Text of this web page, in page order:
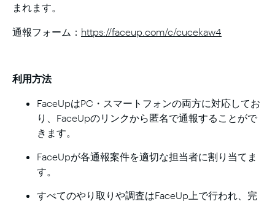
まれます。
通報フォーム： https://faceup.com/c/cucekaw4
利用方法
FaceUpはPC・スマートフォンの両方に対応してお
り、FaceUpのリンクから匿名で通報することがで
きます。
FaceUpが各通報案件を適切な担当者に割り当てま
す。
すべてのやり取りや調査はFaceUp上で行われ、完